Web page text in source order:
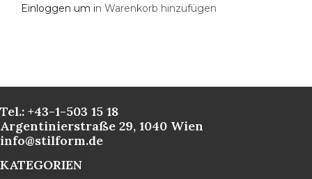
Einloggen um in Warenkorb hinzufügen
Tel.: +43-1-503 15 18
Argentinierstraße 29, 1040 Wien
info@stilform.de
KATEGORIEN